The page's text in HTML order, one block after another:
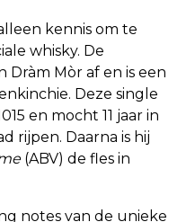
kennis om te
whisky. De
Mòr af en is een
Deze single
en mocht 11 jaar in
rijpen. Daarna is hij
(ABV) de fles in
notes van de unieke